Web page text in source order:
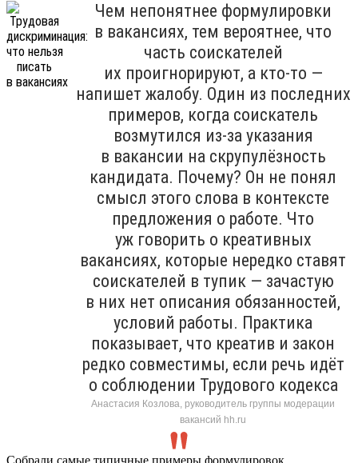
Чем непонятнее формулировки
в вакансиях, тем вероятнее, что
часть соискателей
их проигнорируют, а кто-то —
напишет жалобу. Один из последних
примеров, когда соискатель
возмутился из-за указания
в вакансии на скрупулёзность
кандидата. Почему? Он не понял
смысл этого слова в контексте
предложения о работе. Что
уж говорить о креативных
вакансиях, которые нередко ставят
соискателей в тупик — зачастую
в них нет описания обязанностей,
условий работы. Практика
показывает, что креатив и закон
редко совместимы, если речь идёт
о соблюдении Трудового кодекса
Анастасия Козлова, руководитель группы модерации
вакансий hh.ru
Собрали самые типичные примеры формулировок